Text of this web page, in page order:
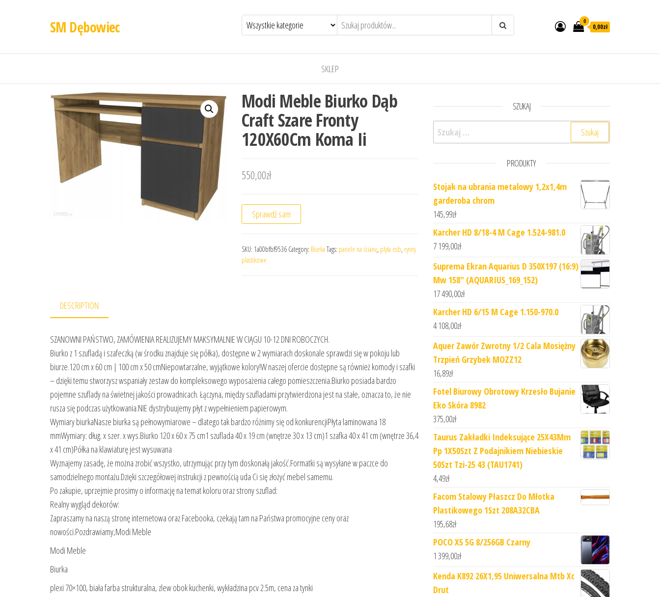
SM Dębowiec 0
0,00zł
SKLEP
Modi Meble Biurko Dąb
Craft Szare Fronty
120X60Cm Koma Ii
550,00zł
Sprawdź sam
SKU: 1a00bfbf9536 Category: Biurka Tags: panele na ścianę, plyta osb, rynny
plastikowe
DESCRIPTION
SZANOWNI PAŃSTWO, ZAMÓWIENIA REALIZUJEMY MAKSYMALNIE W CIĄGU 10-12 DNI ROBOCZYCH.
Biurko z 1 szufladą i szafeczką (w środku znajduje się półka), dostępne w 2 wymiarach doskonale sprawdzi się w pokoju lub
biurze.120 cm x 60 cm | 100 cm x 50 cmNiepowtarzalne, wyjątkowe kolory!W naszej ofercie dostępne są również komody i szafki
– dzięki temu stworzysz wspaniały zestaw do kompleksowego wyposażenia całego pomieszczenia.Biurko posiada bardzo
pojemne szuflady na świetnej jakości prowadnicach. Łączyna, między szufladami przytwierdzona jest na stałe, oznacza to, że nie
rusza się podczas użytkowania.NIE dystrybuujemy płyt z wypełnieniem papierowym.
Wymiary biurkaNasze biurka są pełnowymiarowe – dlatego tak bardzo różnimy się od konkurencjiPłyta laminowana 18
mmWymiary: dług. x szer. x wys.Biurko 120 x 60 x 75 cm1 szuflada 40 x 19 cm (wnętrze 30 x 13 cm)1 szafka 40 x 41 cm (wnętrze 36,4
x 41 cm)Półka na klawiaturę jest wysuwana
Wyznajemy zasadę, że można zrobić wszystko, utrzymując przy tym doskonałą jakość.Formatki są wysyłane w paczce do
samodzielnego montażu.Dzięki szczegółowej instrukcji z pewnością uda Ci się złożyć mebel samemu.
Po zakupie, uprzejmie prosimy o informację na temat koloru oraz strony szuflad:
Realny wygląd dekorów:
Zapraszamy na naszą stronę internetowa oraz Facebooka, czekają tam na Państwa promocyjne ceny oraz
nowości.Pozdrawiamy,Modi Meble
Modi Meble
Biurka
plexi 70×100, biała farba strukturalna, zlew obok kuchenki, wykładzina pcv 2.5m, cena za tynki
SZUKAJ
Szukaj:
PRODUKTY
Stojak na ubrania metalowy 1,2x1,4m
garderoba chrom
145,99zł
Karcher HD 8/18-4 M Cage 1.524-981.0
7 199,00zł
Suprema Ekran Aquarius D 350X197 (16:9)
Mw 158" (AQUARIUS_169_152)
17 490,00zł
Karcher HD 6/15 M Cage 1.150-970.0
4 108,00zł
Aquer Zawór Zwrotny 1/2 Cala Mosiężny
Trzpień Grzybek MOZZ12
16,89zł
Fotel Biurowy Obrotowy Krzesło Bujanie
Eko Skóra 8982
375,00zł
Taurus Zakładki Indeksujące 25X43Mm
Pp 1X50Szt Z Podajnikiem Niebieskie
50Szt Tzi-25 43 (TAU1741)
4,49zł
Facom Stalowy Płaszcz Do Młotka
Plastikowego 1Szt 208A32CBA
195,68zł
POCO X5 5G 8/256GB Czarny
1 399,00zł
Kenda K892 26X1,95 Uniwersalna Mtb Xc
Drut